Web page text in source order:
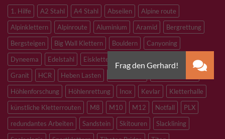
1. Hilfe A2 Stahl A4 Stahl Abseilen
Alpine route
Alpinklettern
Alpinroute Aluminium Aramid
Bergrettung
Bergsteigen
Big Wall Klettern Bouldern
Canyoning
Dyneema
Edelstahl Eisklettern
Flying Fox
Granit
HCR Heben Lasten
Höhlenforschung
Höhlenrettung Inox Kevlar
Kletterhalle
künstliche Kletterrouten
M8 M10 M12 Notfall
PLX
redundantes Arbeiten
Sandstein Skitouren
Slacklining